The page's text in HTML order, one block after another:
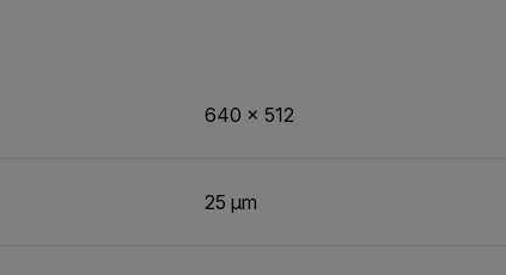
640 × 512
25 µm